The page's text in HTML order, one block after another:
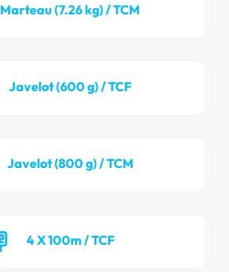
Marteau (7.26 kg) / TCM
Javelot (600 g) / TCF
Javelot (800 g) / TCM
4 X 100m / TCF